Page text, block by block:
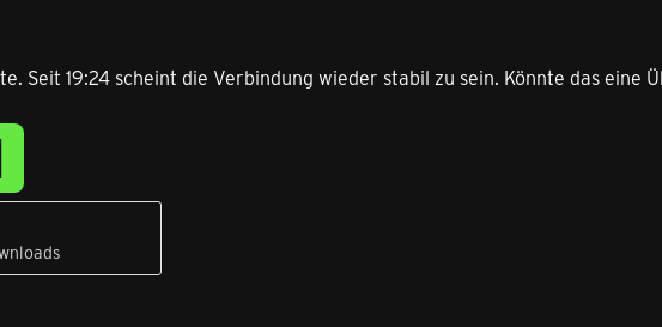
Seit 19:24 scheint die Verbindung wieder stabil zu sein. Könnte das eine